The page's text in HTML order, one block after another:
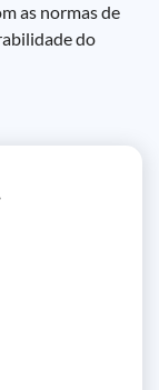
as normas de
do